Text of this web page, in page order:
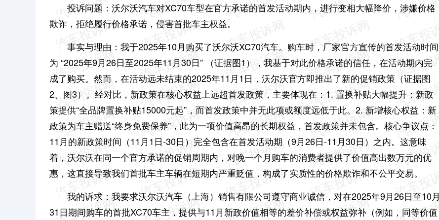
投诉问题：沃尔沃汽车对XC70车型在官方承诺的首发活动期内，进行变相大幅降价，涉嫌价格
欺诈，拒绝履行价格承诺，侵害首批车主权益。
事实与理由： 我于2025年10月购买了沃尔沃XC70汽车。购车时，厂家官方宣传的首发活动时间
为 “2025年9月26日至2025年11月30日” （证据图1），我基于对此价格承诺的信任，在活动期内完
成了购买。 然而，在活动远未结束的2025年11月1日，沃尔沃官方即推出了新的促销政策（证据图
2、图3）。经对比，新政策在核心权益上远超首发政策，主要体现在： 1. 置换补贴大幅提升：新政
策提供“全品牌置换补贴15000元起”，而首发政策中并无此项或额度远低于此。 2. 新增核心权益：新
政策为车主赠送“终身免费保养”，此为一项价值高昂的长期权益，首发政策并未包含。 核心争议点：
11月的新政策时间（11月1日-30日）完全包含在首发活动期（9月26日-11月30日）之内。这意味
着，沃尔沃在同一个官方承诺的促销周期内，对晚一个月购车的消费者提供了价值高出数万元的优
惠，这直接导致我们首批车主车辆在短期内严重贬值，构成了实质性的价格欺诈和不公平交易。
我的诉求： 我要求沃尔沃汽车（上海）销售有限公司遵守商业诚信，对在2025年9月26日至10月
31日期间购车的首批XC70车主，提供与11月新政价值相等的差价补偿或权益弥补（例如，同等价值